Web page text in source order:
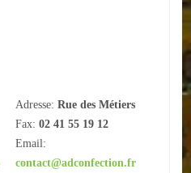
Adresse:Rue des Métiers
Fax:02 41 55 19 12
Email:
contact@adconfection.fr